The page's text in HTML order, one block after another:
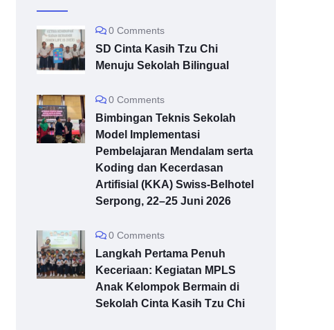
0 Comments
SD Cinta Kasih Tzu Chi
Menuju Sekolah Bilingual
0 Comments
Bimbingan Teknis Sekolah
Model Implementasi
Pembelajaran Mendalam serta
Koding dan Kecerdasan
Artifisial (KKA) Swiss-Belhotel
Serpong, 22–25 Juni 2026
0 Comments
Langkah Pertama Penuh
Keceriaan: Kegiatan MPLS
Anak Kelompok Bermain di
Sekolah Cinta Kasih Tzu Chi